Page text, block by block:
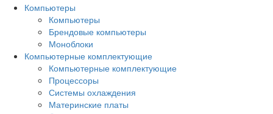
Компьютеры
Компьютеры
Брендовые компьютеры
Моноблоки
Компьютерные комплектующие
Компьютерные комплектующие
Процессоры
Системы охлаждения
Материнские платы